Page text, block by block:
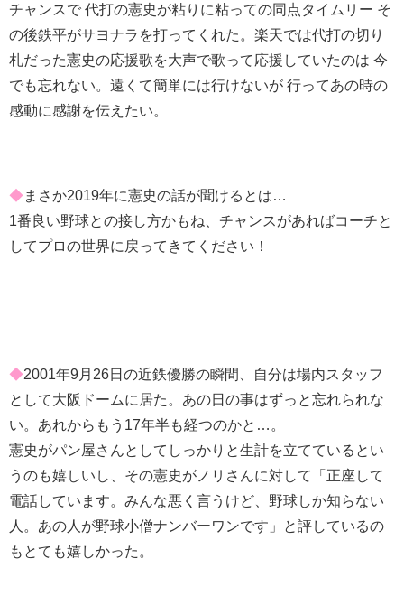
チャンスで 代打の憲史が粘りに粘っての同点タイムリー そ
の後鉄平がサヨナラを打ってくれた。楽天では代打の切り
札だった憲史の応援歌を大声で歌って応援していたのは 今
でも忘れない。遠くて簡単には行けないが 行ってあの時の
感動に感謝を伝えたい。
◆ まさか2019年に憲史の話が聞けるとは…
1番良い野球との接し方かもね、チャンスがあればコーチと
してプロの世界に戻ってきてください！
◆2001年9月26日の近鉄優勝の瞬間、自分は場内スタッフ
として大阪ドームに居た。あの日の事はずっと忘れられな
い。あれからもう17年半も経つのかと…。
憲史がパン屋さんとしてしっかりと生計を立てているとい
うのも嬉しいし、その憲史がノリさんに対して「正座して
電話しています。みんな悪く言うけど、野球しか知らない
人。あの人が野球小僧ナンバーワンです」と評しているの
もとても嬉しかった。